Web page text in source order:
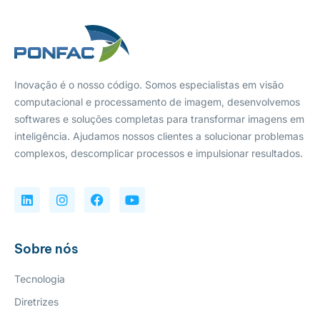
Inovação é o nosso código. Somos especialistas em visão
computacional e processamento de imagem, desenvolvemos
softwares e soluções completas para transformar imagens em
inteligência. Ajudamos nossos clientes a solucionar problemas
complexos, descomplicar processos e impulsionar resultados.
Sobre nós
Tecnologia
Diretrizes